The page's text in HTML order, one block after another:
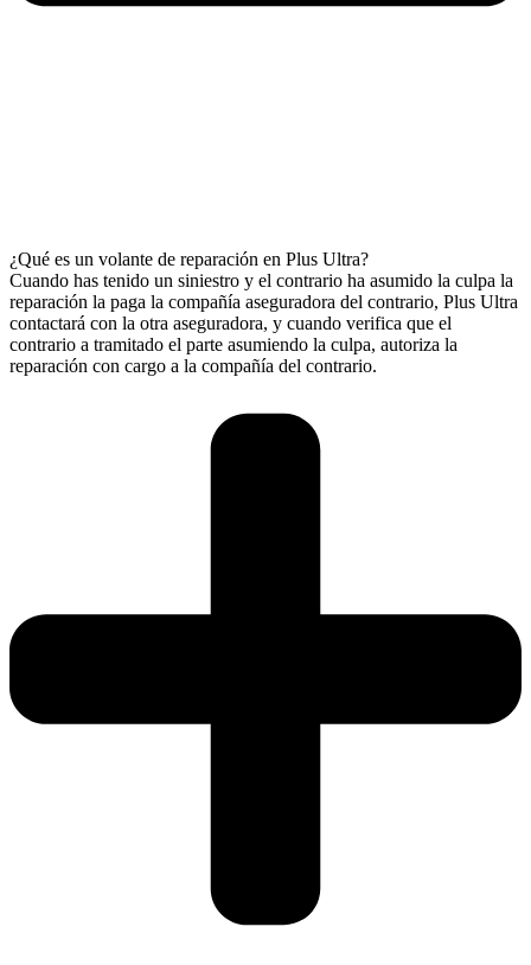
¿Qué es un volante de reparación en Plus Ultra?
Cuando has tenido un siniestro y el contrario ha asumido la culpa la
reparación la paga la compañía aseguradora del contrario, Plus Ultra
contactará con la otra aseguradora, y cuando verifica que el
contrario a tramitado el parte asumiendo la culpa, autoriza la
reparación con cargo a la compañía del contrario.